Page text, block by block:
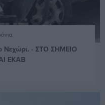
Νεχώρι. - ΣΤΟ ΣΗΜΕΙΟ
ΕΚΑΒ